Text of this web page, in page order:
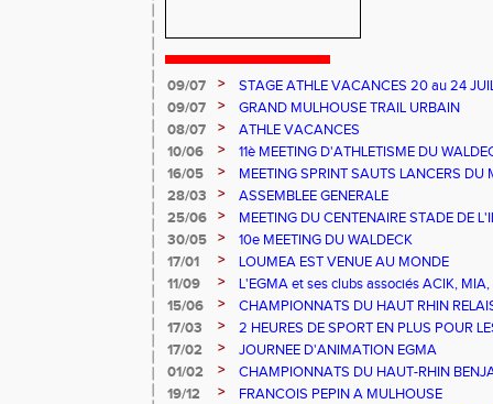
09/07 >
STAGE ATHLE VACANCES 20 au 24
MULHOUSE
09/07 >
GRAND MULHOUSE TRAIL URBAIN
08/07
>
ATHLE VACANCES
10/06
>
11è MEETING D'ATHLETISME DU
16/05
>
MEETING SPRINT SAUTS LANCERS DU
28/03
>
ASSEMBLEE GENERALE
25/06
>
MEETING DU CENTENAIRE STADE DE
30/05
>
10e MEETING DU WALDECK
17/01
>
LOUMEA EST VENUE AU MONDE
11/09
>
L'EGMA et ses clubs associés ACIK,
EXPLOR'ASSO
15/06 >
CHAMPIONNATS DU HAUT RHIN
17/03
>
2 HEURES DE SPORT EN PLUS POUR
17/02
>
JOURNEE D'ANIMATION EGMA
01/02
>
CHAMPIONNATS DU HAUT-RHIN
EGMA
19/12 >
FRANCOIS PEPIN A MULHOUSE